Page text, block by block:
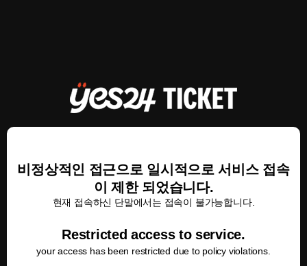
비정상적인 접근으로 일시적으로 서비스 접속
이 제한 되었습니다.
현재 접속하신 단말에서는 접속이 불가능합니다.
Restricted access to service.
your access has been restricted due to policy violations.